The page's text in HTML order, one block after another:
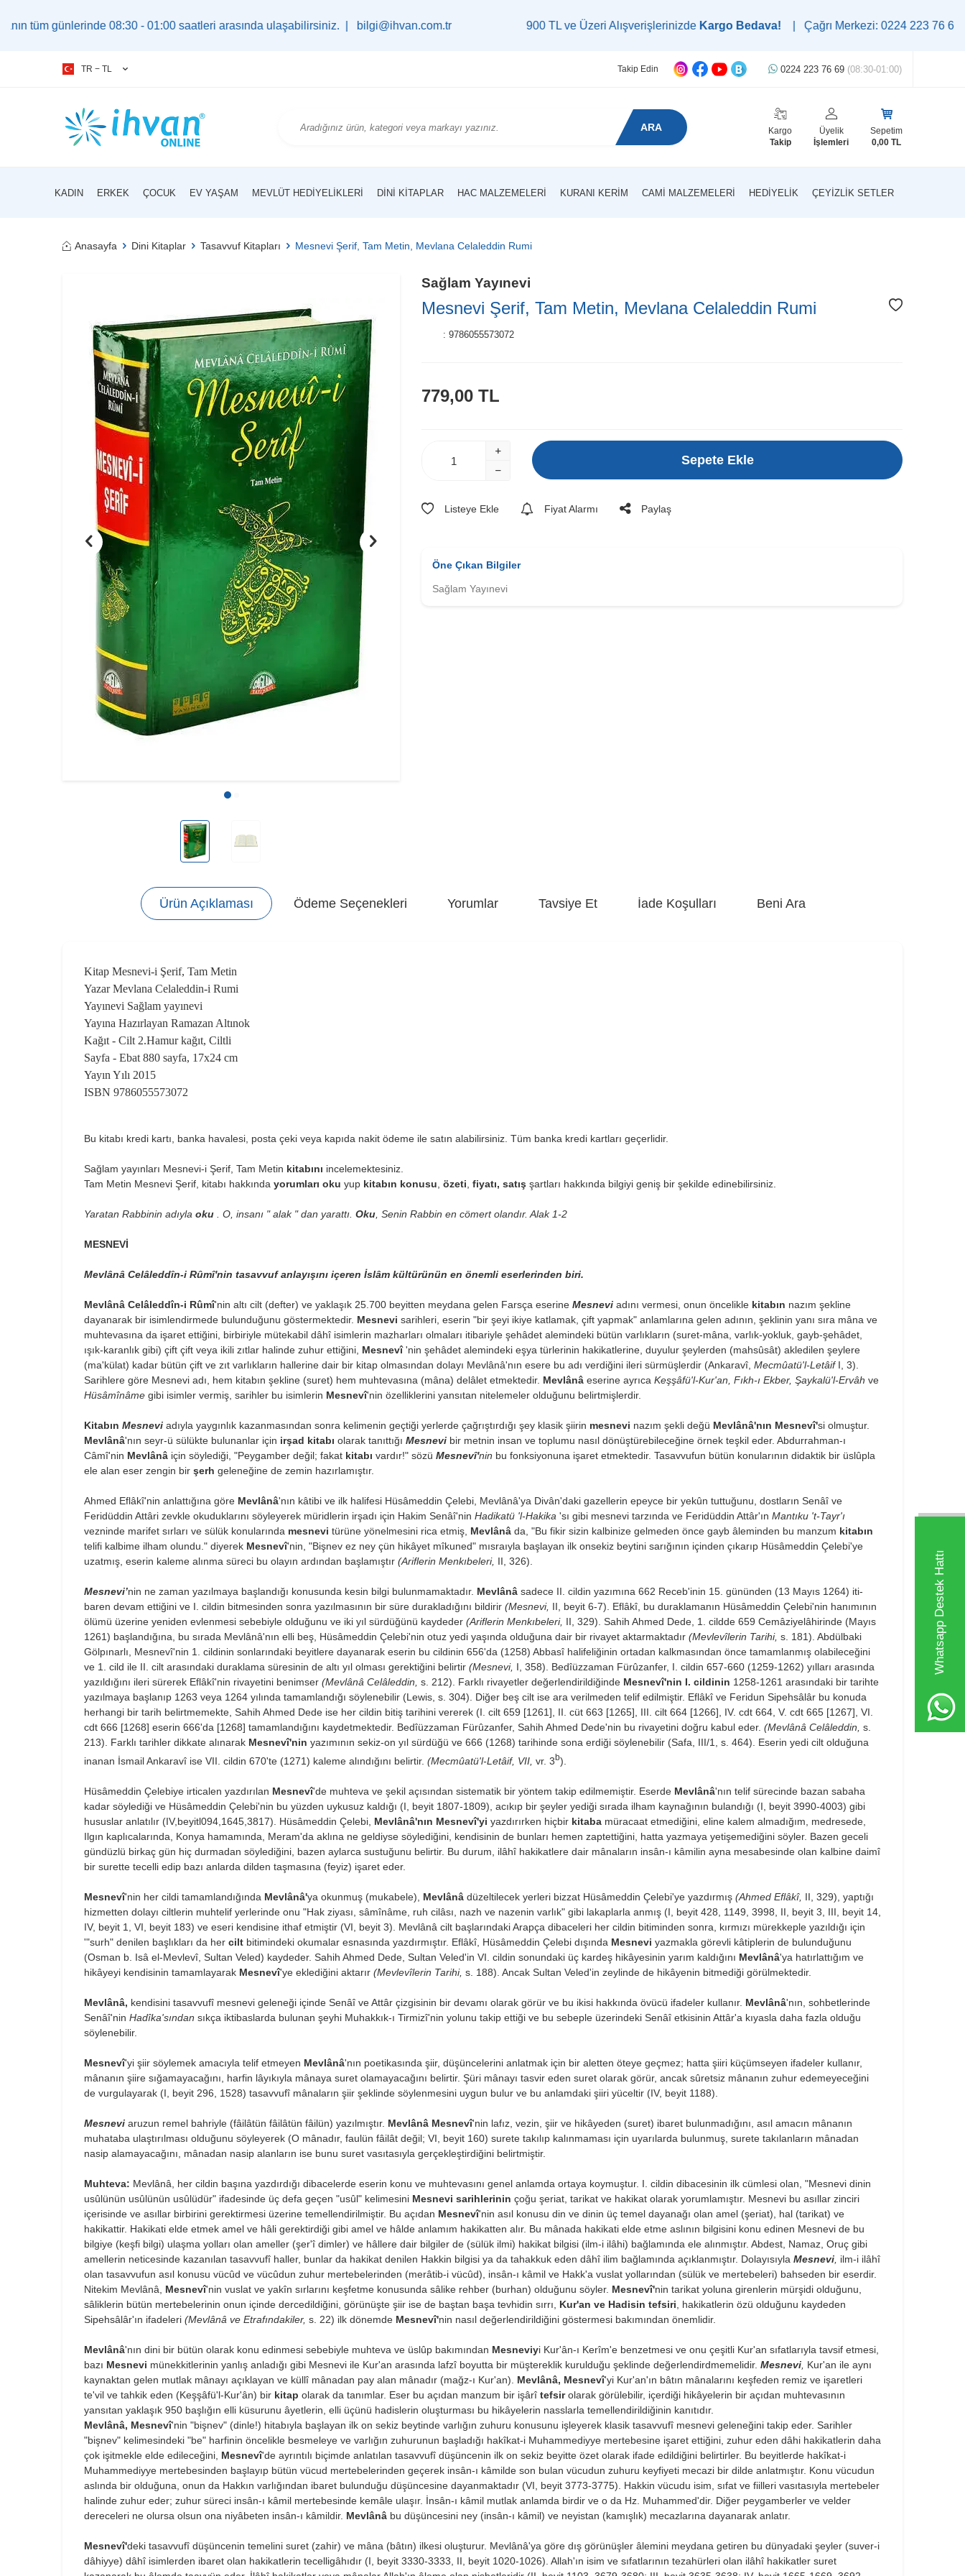
Whatsapp Destek Hattı
günlerinde 08:30 - 01:00 saatleri arasında ulaşabilirsiniz. |bilgi@ihvan.com.tr 900 TL ve Üzeri AlışverişlerinizdeKargo Bedava!| Çağrı Merkezi: 0224 223 76 69 |
TR − TL Takip Edin 0224 223 76 69 (08:30-01:00)
ARA
Kargo
Takip
Üyelik
İşlemleri
Sepetim
0,00 TL
KADIN ERKEK ÇOCUK EV YAŞAM MEVLÜT HEDIYELIKLERI DINI KITAPLAR HAC MALZEMELERI KURANI KERIM CAMI MALZEMELERI HEDIYELIK ÇEYIZLIK SETLER
Anasayfa Dini Kitaplar Tasavvuf Kitapları Mesnevi Şerif, Tam Metin, Mevlana Celaleddin Rumi
Sağlam Yayınevi
Mesnevi Şerif, Tam Metin, Mevlana Celaleddin Rumi
: 9786055573072
779,00 TL
Sepete Ekle
Listeye Ekle Fiyat Alarmı Paylaş
Öne Çıkan Bilgiler
Sağlam Yayınevi
Ürün Açıklaması Ödeme Seçenekleri Yorumlar Tavsiye Et İade Koşulları Beni Ara
Kitap Mesnevi-i Şerif, Tam Metin
Yazar Mevlana Celaleddin-i Rumi
Yayınevi Sağlam yayınevi
Yayına Hazırlayan Ramazan Altınok
Kağıt - Cilt 2.Hamur kağıt, Ciltli
Sayfa - Ebat 880 sayfa, 17x24 cm
Yayın Yılı 2015
ISBN 9786055573072
Bu kitabı kredi kartı, banka havalesi, posta çeki veya kapıda nakit ödeme ile satın alabilirsiniz. Tüm banka kredi kartları geçerlidir.
Sağlam yayınları Mesnevi-i Şerif, Tam Metin kitabını incelemektesiniz.
Tam Metin Mesnevi Şerif, kitabı hakkında yorumları oku yup kitabın konusu özeti fiyatı, satış şartları hakkında bilgiyi geniş bir şekilde edinebilirsiniz.
Yaratan Rabbinin adıyla oku . O, insanı " alak " dan yarattı. Oku , Senin Rabbin en cömert olandır. Alak 1-2
MESNEVİ
Mevlânâ Celâleddîn-i Rûmî'nin tasavvuf anlayışını içeren İslâm kültürünün en önemli eserlerinden biri.
Mevlânâ Celâleddîn-i Rûmî'nin altı cilt (defter) ve yaklaşık 25.700 beyitten mey­dana gelen Farsça eserine Mesnevi adını vermesi, onun öncelikle kitabın nazım şekline
dayanarak bir isimlendirmede bulunduğunu göstermektedir. Mesnevi sarihleri, eserin "bir şeyi ikiye katlamak, çift yapmak" anlamlarına gelen adının, şeklinin yanı sıra mâna ve
muhtevasına da işaret ettiğini, birbiriyle mütekabil dâhî isimlerin mazharları olmaları itibariyle şehâdet alemindeki bütün varlıkların (suret-mâna, varlık-yokluk, gayb-şehâdet,
ışık-karanlık gibi) çift çift veya ikili zıtlar halinde zuhur ettiğini, Mesnevî'nin şehâdet alemindeki eşya türlerinin hakikatlerine, duyulur şeylerden (mahsûsât) akledilen şeylere
(ma'külat) kadar bütün çift ve zıt varlıkların hallerine dair bir kitap olmasından dolayı Mevlânâ'nın esere bu adı verdiğini ileri sürmüşlerdir (Ankaravî, Mecmûatü'l-Letâif I, 3).
Sarihlere göre Mesnevi adı, hem kitabın şekline (suret) hem muhtevasına (mâna) delâlet etmektedir. Mevlânâ eserine ayrıca Keşşâfü'l-Kur'an, Fıkh-ı Ekber, Şaykalü'l-Ervâh ve
Hüsâmînâme gibi isimler vermiş, sarihler bu isimlerin Mesnevî'nin özelliklerini yansıtan nitelemeler olduğunu belirtmişlerdir.
Kitabın Mesnevi adıyla yaygınlık kazanmasından sonra kelimenin geçtiği yerlerde çağrıştırdığı şey klasik şiirin mesnevi nazım şekli değü Mevlânâ'nın Mesnevî'si olmuş­tur.
Mevlânâ'nın seyr-ü sülükte bulunanlar için irşad kitabı olarak tanıttığı Mesnevi bir metnin insan ve toplumu nasıl dönüştürebileceğine örnek teşkil eder. Abdurrahman-ı
Câmî'nin Mevlânâ için söylediği, "Peygamber değil; fakat kitabı vardır!" sözü Mes­nevî'nin bu fonksiyonuna işaret etmektedir. Tasavvufun bütün konularının didaktik bir üslûpla
ele alan eser zengin bir şerh geleneğine de zemin hazırlamıştır.
Ahmed Eflâkî'nin anlattığına göre Mevlânâ'nın kâtibi ve ilk halifesi Hüsâmeddin Çelebi, Mevlânâ'ya Divân'daki gazellerin epeyce bir yekûn tuttuğunu, dostların Senâî ve
Feridüddin Attâri zevkle okuduklarını söyleyerek müridlerin irşadı için Hakim Senâî'nin Hadikatü 'l-Hakika 'sı gibi mesnevi tarzında ve Feridüddin Attâr'ın Mantıku 't-Tayr'ı
vezninde marifet sırları ve sülük konularında mesnevi türüne yönelmesini rica etmiş, Mevlânâ da, "Bu fikir sizin kalbinize gelmeden önce gayb âleminden bu manzum kitabın
telifi kalbime ilham olundu." diyerek Mesnevî'nin, "Bişnev ez ney çün hikâyet mîkuned" mısraıyla başlayan ilk onsekiz beytini sarığının içinden çıkarıp Hüsâmeddin Çelebi'ye
uzatmış, eserin kaleme alınma süreci bu olayın ardından başlamıştır (Ariflerin Menkıbeleri, II, 326).
Mesnevi’nin ne zaman yazılmaya başlandığı konusunda kesin bilgi bulunmamakta­dır. Mevlânâ sadece II. cildin yazımına 662 Receb'inin 15. gününden (13 Mayıs 1264) iti­
baren devam ettiğini ve I. cildin bitmesinden sonra yazılmasının bir süre durakladığını bildirir (Mesnevi, II, beyit 6-7). Eflâkî, bu duraklamanın Hüsâmeddin Çelebi'nin hanımı­nın
ölümü üzerine yeniden evlenmesi sebebiyle olduğunu ve iki yıl sürdüğünü kaydeder (Ariflerin Menkıbeleri, II, 329). Sahih Ahmed Dede, 1. cildde 659 Cemâziyelâhirinde (Mayıs
1261) başlandığına, bu sırada Mevlânâ'nın elli beş, Hüsâmeddin Çelebi'nin otuz yedi yaşında olduğuna dair bir rivayet aktarmaktadır (Mevlevîlerin Tarihi, s. 181). Abdülba­ki
Gölpınarlı, Mesnevî'nin 1. cildinin sonlarındaki beyitlere dayanarak eserin bu cildinin 656'da (1258) Abbasî halifeliğinin ortadan kalkmasından önce tamamlanmış olabileceğini
ve 1. cild ile II. cilt arasındaki duraklama süresinin de altı yıl olması gerektiğini belirtir (Mesnevi, I, 358). Bedîüzzaman Fürûzanfer, I. cildin 657-660 (1259-1262) yılları arasında
yazıldığını ileri sürerek Eflâkî'nin rivayetini benimser (Mevlânâ Celâleddin, s. 212). Farklı rivayetler değerlendirildiğinde Mesnevî'nin I. cildinin 1258-1261 arasındaki bir tarihte
yazılmaya başlanıp 1263 veya 1264 yılında tamamlandığı söylenebilir (Lewis, s. 304). Diğer beş cilt ise ara verilmeden telif edilmiştir. Eflâkî ve Feridun Si­pehsâlâr bu konuda
herhangi bir tarih belirtmemekte, Sahih Ahmed Dede ise her cildin bitiş tarihini vererek (I. cilt 659 [1261], II. cüt 663 [1265], III. cilt 664 [1266], IV. cdt 664, V. cdt 665 [1267], VI.
cdt 666 [1268] eserin 666'da [1268] tamamlandığını kaydet­mektedir. Bedîüzzaman Fürûzanfer, Sahih Ahmed Dede'nin bu rivayetini doğru kabul eder. (Mevlânâ Celâleddin, s.
213). Farklı tarihler dikkate alınarak Mesnevî'nin yazı­mının sekiz-on yıl sürdüğü ve 666 (1268) tarihinde sona erdiği söylenebilir (Safa, III/1, s. 464). Eserin yedi cilt olduğuna
inanan İsmail Ankaravî ise VII. cildin 670'te (1271) kaleme alındığını belirtir. (Mecmûatü'l-Letâif, VII, vr. 3b).
Hüsâmeddin Çelebiye irticalen yazdırılan Mesnevî'de muhteva ve şekil açısından sistematik bir yöntem takip edilmemiştir. Eserde Mevlânâ'nın telif sürecinde bazan sabaha
kadar söylediği ve Hüsâmeddin Çelebi'nin bu yüzden uykusuz kaldığı (I, beyit 1807-1809), acıkıp bir şeyler yediği sırada ilham kaynağının bulandığı (I, beyit 3990-4003) gibi
hususlar anlatılır (IV,beyitl094,1645,3817). Hüsâmeddin Çelebi, Mevlânâ'nın Mesnevî'yi yazdırırken hiçbir kitaba müracaat etmediğini, eline kalem almadığım, med­resede,
Ilgın kaplıcalarında, Konya hamamında, Meram'da aklına ne geldiyse söylediği­ni, kendisinin de bunları hemen zaptettiğini, hatta yazmaya yetişemediğini söyler. Ba­zen geceli
gündüzlü birkaç gün hiç durmadan söylediğini, bazen aylarca sustuğunu be­lirtir. Bu durum, ilâhî hakikatlere dair mânaların insân-ı kâmilin ayna mesabesinde olan kalbine daimî
bir surette tecelli edip bazı anlarda dilden taşmasına (feyiz) işaret eder.
Mesnevî'nin her cildi tamamlandığında Mevlânâ'ya okunmuş (mukabele), Mevlânâ düzeltilecek yerleri bizzat Hüsâmeddin Çelebi'ye yazdırmış (Ahmed Eflâkî, II, 329), yaptığı
hizmetten dolayı ciltlerin muhtelif yerlerinde onu "Hak ziyası, sâmînâme, ruh cilâsı, nazh ve nazenin varlık" gibi lakaplarla anmış (I, beyit 428, 1149, 3998, II, beyit 3, III, beyit 14,
IV, beyit 1, VI, beyit 183) ve eseri kendisine ithaf etmiştir (VI, be­yit 3). Mevlânâ cilt başlarındaki Arapça dibaceleri her cildin bitiminden sonra, kırmızı mürekkeple yazıldığı için
'"surh" denilen başlıkları da her cilt bitimindeki okumalar esnasında yazdırmıştır. Eflâkî, Hüsâmeddin Çelebi dışında Mesnevi yazmakla görevli kâtiplerin de bulunduğunu
(Osman b. Isâ el-Mevlevî, Sultan Veled) kaydeder. Sahih Ahmed Dede, Sultan Veled'in VI. cildin sonundaki üç kardeş hikâyesinin yarım kaldığı­nı Mevlânâ'ya hatırlattığım ve
hikâyeyi kendisinin tamamlayarak Mesnevî'ye ek­lediğini aktarır (Mevlevîlerin Tarihi, s. 188). Ancak Sultan Veled'in zeylinde de hikâye­nin bitmediği görülmektedir.
Mevlânâ, kendisini tasavvufî mesnevi geleneği içinde Senâî ve Attâr çizgisinin bir devamı olarak görür ve bu ikisi hakkında övücü ifadeler kullanır. Mevlânâ'nın, sohbet­lerinde
Senâî'nin Hadîka'sından sıkça iktibaslarda bulunan şeyhi Muhakkık-ı Tirmizî'nin yolunu takip ettiği ve bu sebeple üzerindeki Senâî etkisinin Attâr'a kıyasla daha fazla olduğu
söylenebilir.
Mesnevî'yi şiir söylemek amacıyla telif etmeyen Mevlânâ'nın poetikasında şiir, düşüncelerini anlatmak için bir aletten öteye geçmez; hatta şiiri küçümseyen ifadeler kullanır,
mânanın şiire sığamayacağını, harfin lâyıkıyla mânaya suret olamayacağını belirtir. Şüri mânayı tasvir eden suret olarak görür, ancak sûretsiz mânanın zuhur edemeyeceğini
de vurgulayarak (I, beyit 296, 1528) tasavvufî mânaların şiir şeklinde söylenmesini uygun bulur ve bu anlamdaki şiiri yüceltir (IV, beyit 1188).
Mesnevi aruzun remel bahriyle (fâilâtün fâilâtün fâilün) yazılmıştır. Mevlânâ Mesnevî'nin lafız, vezin, şiir ve hikâyeden (suret) ibaret bulunmadığını, asıl amacın mânanın
muhataba ulaştırılması olduğunu söyleyerek (O mânadır, faulün fâilât değil; VI, beyit 160) surete takılıp kalınmaması için uyarılarda bulunmuş, surete takılanların mânadan
nasip alamayacağını, mânadan nasip alanların ise bunu suret vasıtasıyla gerçekleştirdiğini belirtmiştir.
Muhteva: Mevlânâ, her cildin başına yazdırdığı dibacelerde eserin konu ve muh­tevasını genel anlamda ortaya koymuştur. I. cildin dibacesinin ilk cümlesi olan, "Mes­nevi dinin
usûlünün usûlünün usûlüdür" ifadesinde üç defa geçen "usûl" kelimesini Mesnevi sarihlerinin çoğu şeriat, tarikat ve hakikat olarak yorumlamıştır. Mesnevi bu asıllar zinciri
içerisinde ve asıllar birbirini gerektirmesi üzerine temellendirilmiştir. Bu açıdan Mesnevî'nin asıl konusu din ve dinin üç temel dayanağı olan amel (şeriat), hal (tarikat) ve
hakikattir. Hakikati elde etmek amel ve hâli gerektirdiği gibi amel ve hâlde anlamım hakikatten alır. Bu mânada hakikati elde etme aslının bilgisini konu edinen Mesnevi de bu
bilgiye (keşfi bilgi) ulaşma yolları olan ameller (şer'î dimler) ve hâllere dair bilgiler de (sülük ilmi) hakikat bilgisi (ilm-i ilâhi) bağlamında ele alınmış­tır. Abdest, Namaz, Oruç gibi
amellerin neticesinde kazanılan tasavvufî haller, bunlar da hakikat denilen Hakkin bilgisi ya da tahakkuk eden dâhî ilim bağlamında açıklan­mıştır. Dolayısıyla Mesnevi ilm-i ilâhî
olan tasavvufun asıl konusu vücûd ve vücûdun zuhur mertebelerinden (merâtib-i vücûd), insân-ı kâmil ve Hakk'a vuslat yollarından (sülük ve mertebeleri) bahseden bir eserdir.
Nitekim Mevlânâ, Mesnevî'nin vuslat ve yakîn sırlarını keşfetme konusunda sâlike rehber (burhan) olduğunu söyler. Mes­nevî'nin tarikat yoluna girenlerin mürşidi olduğunu,
sâliklerin bütün mertebelerinin onun içinde dercedildiğini, görünüşte şiir ise de baştan başa tevhidin sırrı, Kur'an ve Hadisin tefsiri , hakikatlerin özü olduğunu kaydeden
Sipehsâlâr'ın ifadeleri (Mevlânâ ve Etrafındakiler, s. 22) ilk dönemde Mesnevî'nin nasıl değerlendirildiğini göstermesi ba­kımından önemlidir.
Mevlânâ'nın dini bir bütün olarak konu edinmesi sebebiyle muhteva ve üslûp ba­kımından Mesneviyi Kur'ân-ı Kerîm'e benzetmesi ve onu çeşitli Kur'an sıfatlarıyla tav­sif etmesi,
bazı Mesnevi münekkitlerinin yanlış anladığı gibi Mesnevi ile Kur'an arasın­da lafzî boyutta bir müştereklik kurulduğu şeklinde değerlendirdmemelidir. Mesnevi Kur'an ile aynı
kaynaktan gelen mutlak mânayı açıklayan ve küllî mânadan pay alan mânadır (mağz-ı Kur'an). Mevlânâ, Mesnevî'yi Kur'an'ın bâtın mânalarını keşfeden remiz ve işaretleri
te'vil ve tahkik eden (Keşşâfü'l-Kur'ân) bir kitap olarak da tanımlar. Eser bu açıdan manzum bir işârî tefsirolarak görülebilir, içerdiği hikâyelerin bir açıdan muhtevasının
yansıtan yaklaşık 950 başlığın elli küsurunu âyetlerin, elli üçünü hadisle­rin oluşturması bu hikâyelerin nasslarla temellendirildiğinin kanıtıdır.
Mevlânâ, Mesnevî'nin "bişnev" (dinle!) hitabıyla başlayan ilk on sekiz beytinde varlığın zuhuru konusunu işleyerek klasik tasavvufî mesnevi geleneğini takip eder. Sarihler
"bişnev" kelimesindeki "be" harfinin öncelikle besmeleye ve varlığın zuhurunun başladığı hakîkat-i Muhammediyye mertebesine işaret ettiğini, zuhur eden dâhi haki­katlerin daha
çok işitmekle elde edileceğini, Mesnevî'de ayrıntılı biçimde anlatılan ta­savvufî düşüncenin ilk on sekiz beyitte özet olarak ifade edildiğini belirtirler. Bu beyit­lerde hakîkat-i
Muhammediyye mertebesinden başlayıp bütün vücud mertebelerinden geçerek insân-ı kâmilde son bulan vücudun zuhuru keyfiyeti mecazi bir dilde anlatmıştır. Konu vücudun
aslında bir olduğuna, onun da Hakkın varlığından ibaret bulunduğu düşüncesine dayanmaktadır (VI, beyit 3773-3775). Hakkin vücudu isim, sıfat ve fiilleri vasıtasıyla mertebeler
halinde zuhur eder; zuhur süreci insân-ı kâmil mertebesinde kemâle ulaşır. İnsân-ı kâmil mutlak anlamda birdir ve o da Hz. Muhammed'dir. Diğer peygamberler ve velder
dereceleri ne olursa olsun ona niyâbeten insân-ı kâmildir. Mevlânâ bu düşüncesini ney (insân-ı kâmil) ve neyistan (kamışlık) mecazları­na dayanarak anlatır.
Mesnevî'deki tasavvufî düşüncenin temelini suret (zahir) ve mâna (bâtın) ilkesi oluşturur. Mevlânâ'ya göre dış görünüşler âlemini meydana getiren bu dünyadaki şey­ler (suver-i
dâhiyye) dâhî isimlerden ibaret olan hakikatlerin tecelligâhıdır (I, beyit 3330-3333, II, beyit 1020-1026). Allah'ın isim ve sıfatlarının tezahürleri olan ilâhî haki­katler suret